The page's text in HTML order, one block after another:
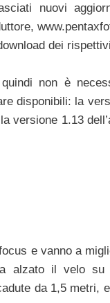
nuovi
dei rispettivi
non è
disponibili: la
versione 1.13
e vanno a
il velo su
da 1,5 metri,